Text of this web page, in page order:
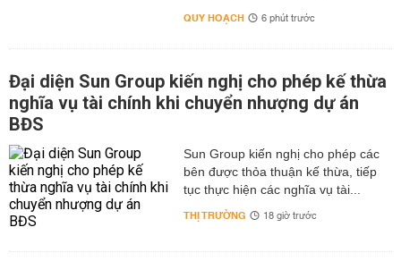
QUY HOẠCH 6 phút trước
Đại diện Sun Group kiến nghị cho phép kế thừa
nghĩa vụ tài chính khi chuyển nhượng dự án
BĐS
Sun Group kiến nghị cho phép các
bên được thỏa thuận kế thừa, tiếp
tục thực hiện các nghĩa vụ tài...
THỊ TRƯỜNG 18 giờ trước